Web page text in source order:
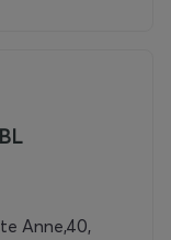
Anne,40,